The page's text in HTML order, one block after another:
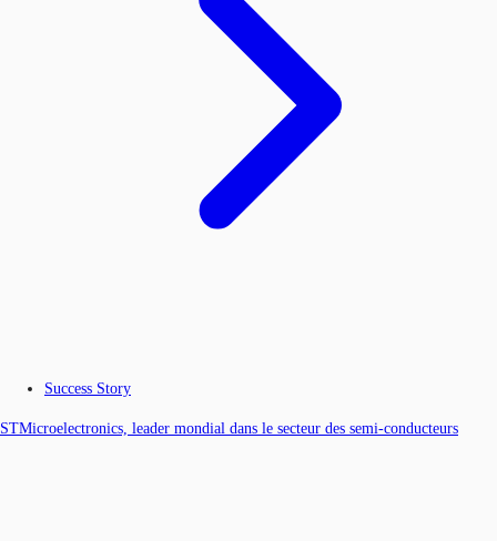
Success Story
STMicroelectronics, leader mondial dans le secteur des semi-conducteurs